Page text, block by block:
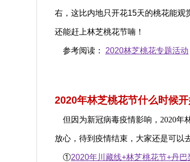
右，这比内地只开花15天的桃花能观
还能赶上林芝桃花节喃！
参考阅读： 2020林芝桃花专题活动
2020年林芝桃花节什么时候开
但因为新冠病毒疫情影响，2020年
放心，待到疫情结束，大家还是可以
①2020年川藏线+林芝桃花节+丹